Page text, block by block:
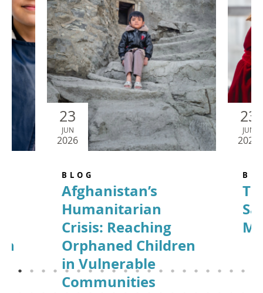
23
JUN
2026
BLOG
Afghanistan’s
Humanitarian
Crisis: Reaching
Orphaned Children
in Vulnerable
Communities
23
JUN
2026